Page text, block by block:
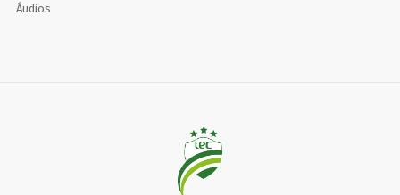
Áudios